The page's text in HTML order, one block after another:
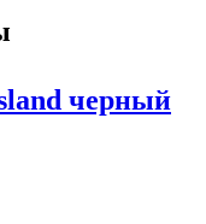
черный